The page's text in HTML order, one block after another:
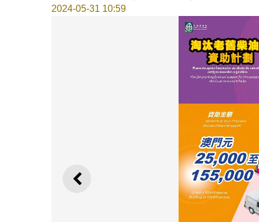
2024-05-31 10:59
ANTERIOR